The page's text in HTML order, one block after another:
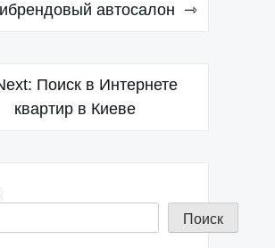
автосалон
Поиск в Интернете
квартир в Киеве
Поиск